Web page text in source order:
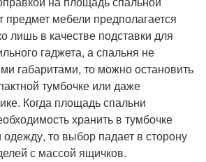
предмет мебели предполагается
лишь в качестве подставки для
гаджета, а спальня не
габаритами, то можно остановить
тумбочке или даже
Когда площадь спальни
хранить в тумбочке
одежду, то выбор падает в сторону
с массой ящичков.